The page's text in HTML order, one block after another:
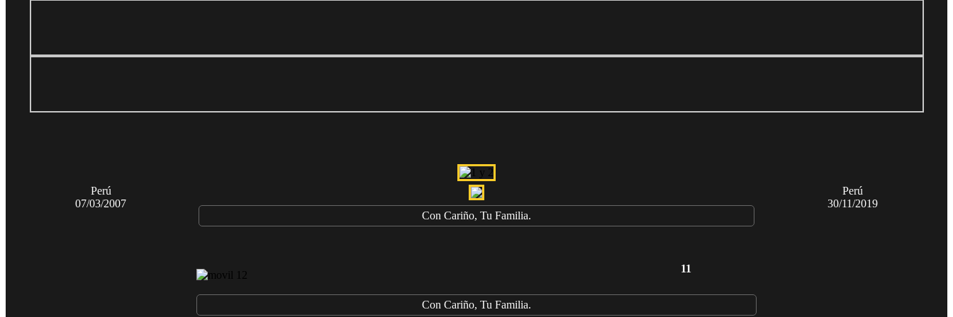
Perú
07/03/2007
Con Cariño, Tu Familia.
Perú
30/11/2019
11
Con Cariño, Tu Familia.